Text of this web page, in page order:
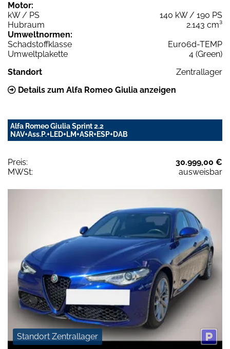
Motor:
kW / PS
140 kW / 190 PS
Hubraum
2.143 cm³
Umweltnormen:
Schadstoffklasse
Euro6d-TEMP
Umweltplakette
4 (Green)
Standort
Zentrallager
Details zum Alfa Romeo Giulia anzeigen
Alfa Romeo Giulia Sprint 2.2
NAV+Ass.P.+LED+LM+ASR+ESP+DAB
Preis:
30.999,00 €
MWSt:
ausweisbar
Standort Zentrallager